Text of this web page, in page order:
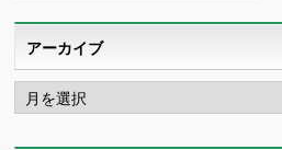
アーカイブ
ア
ー
カ